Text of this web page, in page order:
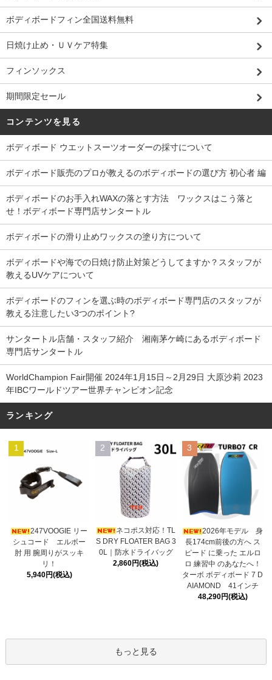
ボディボードフィン全国送料無料
日焼け止め・ＵＶケア特集
フィンソックス
期間限定セール
コンテンツを見る
ボディボード ウエットスーツオーダーの採寸について
ボディボード販売のプロが教えるのボディボードの選び方 初心者 編
ボディボードのお手入れWAXの落とす方法 ワックスはこう落と
せ！ボディボード専門店サンタートル
ボディボードの滑り止めワックスの塗り方について
ボディボードや海での日焼け防止対策どうしてますか？スタッフが
教えるUVケアについて
ボディボードのフィンを選ぶ時のボディボード専門店のスタッフが
教える注意したい3つのポイント?
サンタートル店舗・スタッフ紹介 湘南茅ケ崎にあるボディボード
専門店サンタートル
WorldChampion Fair開催 2024年1月15日～2月29日 大原沙莉 2023
年IBCワールドツアー世界チャンピオン記念
ランキング
1
247VOOGIE リー
シュコード エルボー
肘 用 腕周りがスッキ
リ！
5,940円(税込)
2
ネコポス対応！TL
S DRY FLOATER BAG 3
0L｜防水ドライバッグ
2,860円(税込)
3
2026年モデル 身
長174cm前後の方へ ス
ピード に乗った エルロ
ロ 練習中 のあなたへ！
ターボ ボディボード 7 D
AIAMOND 41インチ
48,290円(税込)
もっと見る